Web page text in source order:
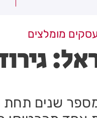
מומלצים
שנים